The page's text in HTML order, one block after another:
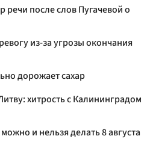
речи после слов Пугачевой о
из-за угрозы окончания
дорожает сахар
хитрость с Калининградом
и нельзя делать 8 августа